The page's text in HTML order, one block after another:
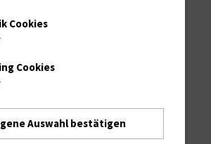
der Bauchspeicheldrüse
"
Dr. rer. nat. Dietmar Zechner
rostock.de
Cookies
Cookies
Auswahl bestätigen